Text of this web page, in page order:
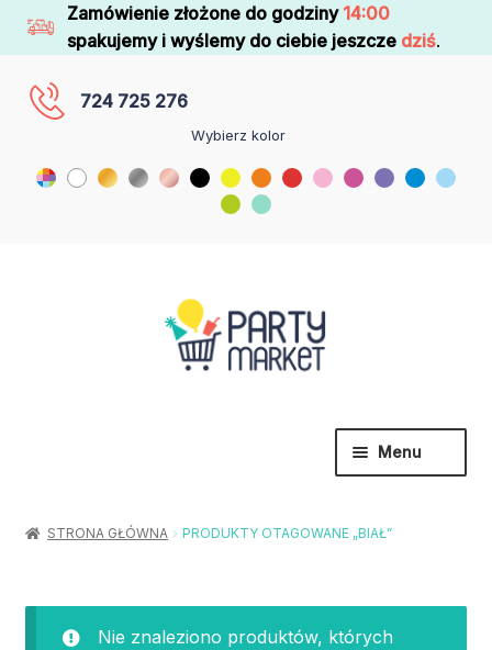
Zamówienie złożone do godziny 14:00
spakujemy i wyślemy do ciebie jeszcze dziś.
724 725 276
Wybierz kolor
Menu
Rozwiń
STRONA GŁÓWNA PRODUKTY OTAGOWANE „BIAŁ”
Nie znaleziono produktów, których